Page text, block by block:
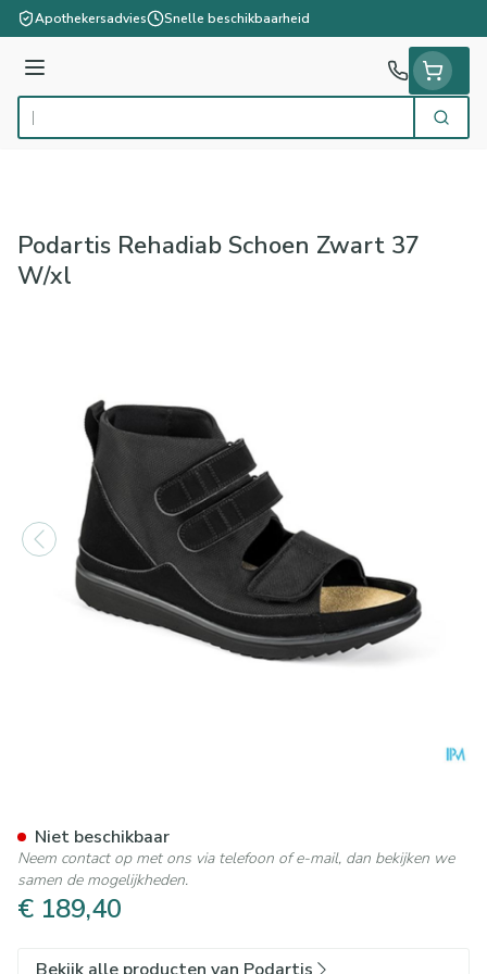
Ga naar de inhoud
Apothekersadvies Snelle beschikbaarheid
Menu
Product, merk, categorie... Zoek
Podartis Rehadiab Schoen Zwart 37
W/xl
€ 189,40
Niet beschikbaar
Neem contact op met ons via telefoon of e-mail, dan bekijken we
samen de mogelijkheden.